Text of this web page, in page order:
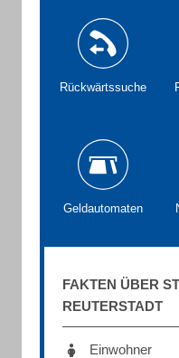
Rückwärtssuche
Geldautomaten
FAKTEN ÜBER
REUTERSTADT
Einwohner